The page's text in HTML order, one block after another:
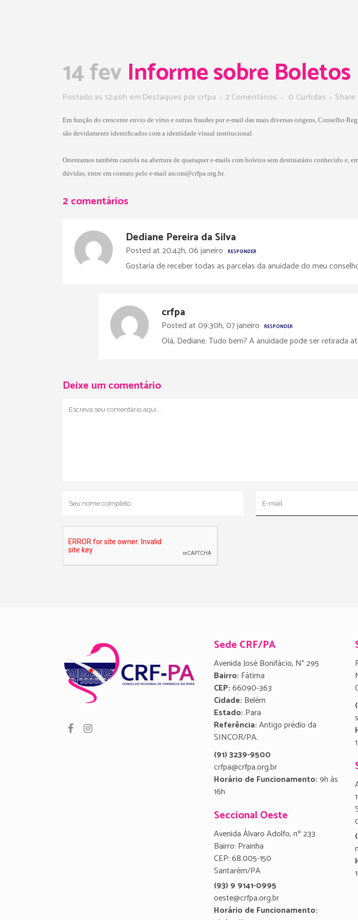
14 fev Informe sobre Boletos
Postado as 12:46h emDestaques porcrfpa 2 Comentários 0 Curtidas Share
Em função do crescente envio de vírus e outras fraudes por e-mail das mais diversas origens, Conselho
são devidamente identificados com a identidade visual institucional.
Orientamos também cautela na abertura de quaisquer e-mails com boletos sem destinatário conhecido e,
dúvidas, entre em contato pelo e-mail ascom@crfpa.org.br.
2 comentários
Dediane Pereira da Silva
Posted at 20:42h, 06 janeiro RESPONDER
Gostaria de receber todas as parcelas da anuidade do meu
crfpa
Posted at 09:30h, 07 janeiro RESPONDER
Olá, Dediane. Tudo bem? A anuidade pode ser retirada
Deixe um comentário
Sede CRF/PA
Avenida José Bonifácio, N° 295
Bairro: Fátima
CEP:66090-363
Cidade: Belém
Estado: Para
Referência:Antigo prédio da
SINCOR/PA.
(91) 3239-9500
crfpa@crfpa.org.br
Horário de Funcionamento:9h às
16h
Seccional Oeste
Avenida Álvaro Adolfo, nº 233
Bairro: Prainha
CEP: 68.005-150
Santarém/PA
(93) 9 9141-0995
oeste@crfpa.org.br
Horário de Funcionamento: